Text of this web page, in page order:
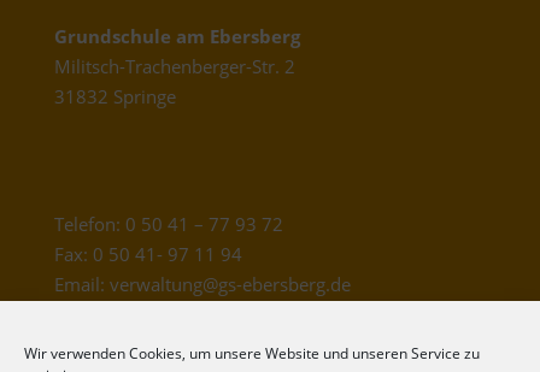
Wir verwenden Cookies, um unsere Website und unseren Service zu
Grundschule am Ebersberg
Militsch-Trachenberger-Str. 2
31832 Springe
Telefon: 0 50 41 – 77 93 72
Fax: 0 50 41- 97 11 94
Email: verwaltung@gs-ebersberg.de
Schulleitung: Yvonne Pape